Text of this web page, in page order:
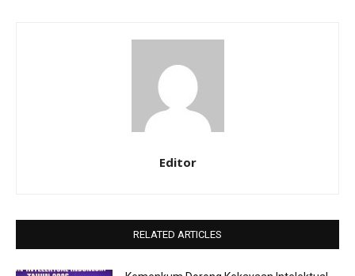
Editor
RELATED ARTICLES